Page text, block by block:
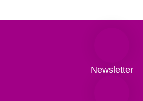
Newsletter